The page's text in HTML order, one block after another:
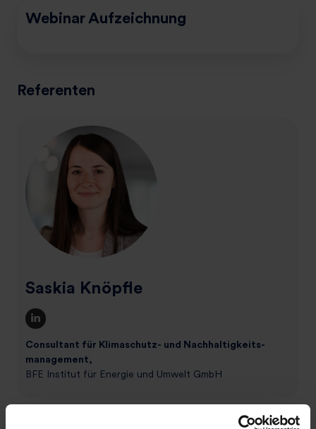
Webinar Aufzeichnung
Referenten
Saskia Knöpfle
Consultant für Klimaschutz- und Nachhaltigkeits­
management,
BFE Institut für Energie und Umwelt GmbH